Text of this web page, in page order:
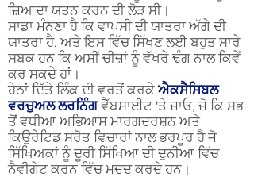
ਜ਼ਿਆਦਾ ਯਤਨ ਕਰਨ ਦੀ ਲੋੜ ਸੀ।
ਸਾਡਾ ਮੰਨਣਾ ਹੈ ਕਿ ਵਾਪਸੀ ਦੀ ਯਾਤਰਾ ਅੱਗੇ ਦੀ
ਯਾਤਰਾ ਹੈ, ਅਤੇ ਇਸ ਵਿੱਚ ਸਿੱਖਣ ਲਈ ਬਹੁਤ ਸਾਰੇ
ਸਬਕ ਹਨ ਕਿ ਅਸੀਂ ਚੀਜ਼ਾਂ ਨੂੰ ਵੱਖਰੇ ਢੰਗ ਨਾਲ ਕਿਵੇਂ
ਕਰ ਸਕਦੇ ਹਾਂ।
ਹੇਠਾਂ ਦਿੱਤੇ ਲਿੰਕ ਦੀ ਵਰਤੋਂ ਕਰਕੇ ਐਕਸੈਸਿਬਲ
ਵਰਚੁਅਲ ਲਰਨਿੰਗ ਵੈੱਬਸਾਈਟ 'ਤੇ ਜਾਓ, ਜੋ ਕਿ ਸਭ
ਤੋਂ ਵਧੀਆ ਅਭਿਆਸ ਮਾਰਗਦਰਸ਼ਨ ਅਤੇ
ਕਿਉਰੇਟਿਡ ਸਰੋਤ ਵਿਚਾਰਾਂ ਨਾਲ ਭਰਪੂਰ ਹੈ ਜੋ
ਸਿੱਖਿਅਕਾਂ ਨੂੰ ਦੂਰੀ ਸਿੱਖਿਆ ਦੀ ਦੁਨੀਆ ਵਿੱਚ
ਨੈਵੀਗੇਟ ਕਰਨ ਵਿੱਚ ਮਦਦ ਕਰਦੇ ਹਨ।